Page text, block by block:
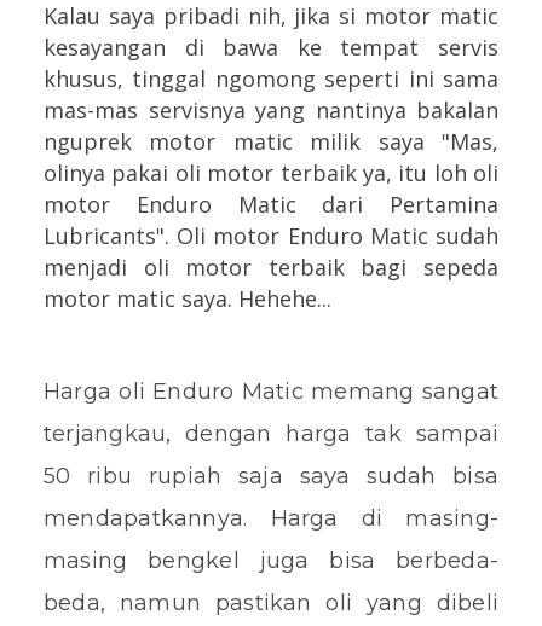
Kalau saya pribadi nih, jika si motor matic
kesayangan di bawa ke tempat servis
khusus, tinggal ngomong seperti ini sama
mas-mas servisnya yang nantinya bakalan
nguprek motor matic milik saya "Mas,
olinya pakai oli motor terbaik ya, itu loh oli
motor Enduro Matic dari Pertamina
Lubricants". Oli motor Enduro Matic sudah
menjadi oli motor terbaik bagi sepeda
motor matic saya. Hehehe...
Harga oli Enduro Matic memang sangat
terjangkau, dengan harga tak sampai
50 ribu rupiah saja saya sudah bisa
mendapatkannya. Harga di masing-
masing bengkel juga bisa berbeda-
beda, namun pastikan oli yang dibeli